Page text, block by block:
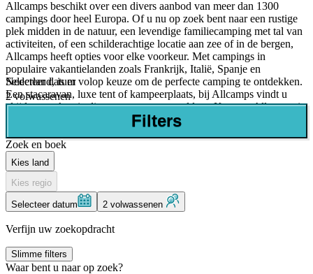
Allcamps beschikt over een divers aanbod van meer dan 1300
campings door heel Europa. Of u nu op zoek bent naar een rustige
plek midden in de natuur, een levendige familiecamping met tal van
activiteiten, of een schilderachtige locatie aan zee of in de bergen,
Allcamps heeft opties voor elke voorkeur. Met campings in
populaire vakantielanden zoals Frankrijk, Italië, Spanje en
Nederland, is er volop keuze om de perfecte camping te ontdekken.
Een stacaravan, luxe tent of kampeerplaats, bij Allcamps vindt u
altijd een vakantie die aan uw wensen voldoet. Kortom, Allcamps is
uw startpunt voor een zorgeloze en plezierige campingervaring.
Selecteer datum
2 volwassenen
Filters
Zoek en boek
Kies land
Kies regio
Selecteer datum 2 volwassenen
Verfijn uw zoekopdracht
Slimme filters
Waar bent u naar op zoek?